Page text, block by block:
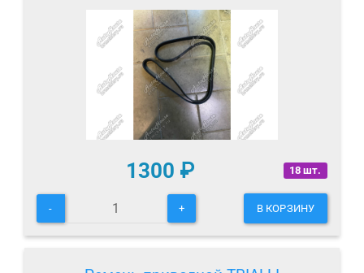
18 шт.
1300 ₽
- + В КОРЗИНУ